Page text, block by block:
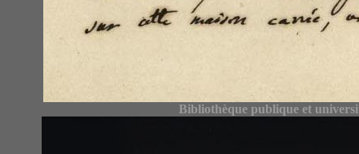
Bibliothèque publique et